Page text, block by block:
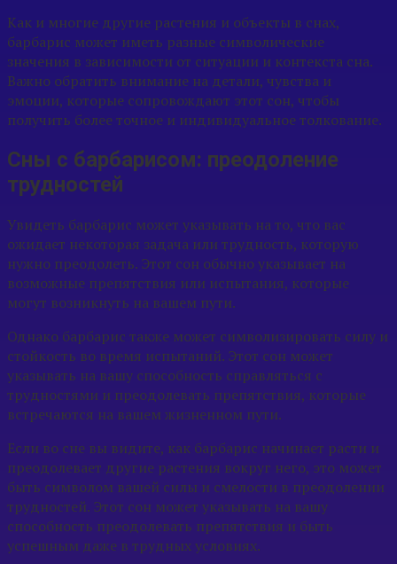
Как и многие другие растения и объекты в снах,
барбарис может иметь разные символические
значения в зависимости от ситуации и контекста сна.
Важно обратить внимание на детали, чувства и
эмоции, которые сопровождают этот сон, чтобы
получить более точное и индивидуальное толкование.
Сны с барбарисом: преодоление
трудностей
Увидеть барбарис может указывать на то, что вас
ожидает некоторая задача или трудность, которую
нужно преодолеть. Этот сон обычно указывает на
возможные препятствия или испытания, которые
могут возникнуть на вашем пути.
Однако барбарис также может символизировать силу и
стойкость во время испытаний. Этот сон может
указывать на вашу способность справляться с
трудностями и преодолевать препятствия, которые
встречаются на вашем жизненном пути.
Если во сне вы видите, как барбарис начинает расти и
преодолевает другие растения вокруг него, это может
быть символом вашей силы и смелости в преодолении
трудностей. Этот сон может указывать на вашу
способность преодолевать препятствия и быть
успешным даже в трудных условиях.